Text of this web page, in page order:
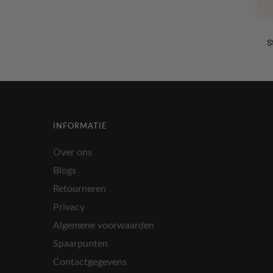
INFORMATIE
Over ons
Blogs
Retourneren
Privacy
Algemene voorwaarden
Spaarpunten
Contactgegevens